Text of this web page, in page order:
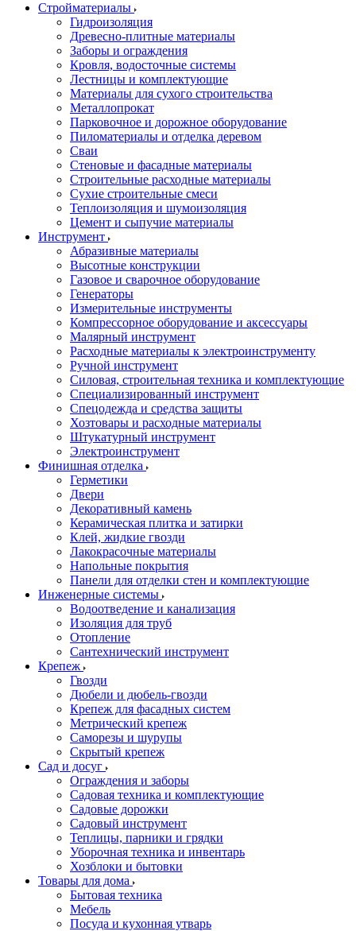
Стройматериалы
Гидроизоляция
Древесно-плитные материалы
Заборы и ограждения
Кровля, водосточные системы
Лестницы и комплектующие
Материалы для сухого строительства
Металлопрокат
Парковочное и дорожное оборудование
Пиломатериалы и отделка деревом
Сваи
Стеновые и фасадные материалы
Строительные расходные материалы
Сухие строительные смеси
Теплоизоляция и шумоизоляция
Цемент и сыпучие материалы
Инструмент
Абразивные материалы
Высотные конструкции
Газовое и сварочное оборудование
Генераторы
Измерительные инструменты
Компрессорное оборудование и аксессуары
Малярный инструмент
Расходные материалы к электроинструменту
Ручной инструмент
Силовая, строительная техника и комплектующие
Специализированный инструмент
Спецодежда и средства защиты
Хозтовары и расходные материалы
Штукатурный инструмент
Электроинструмент
Финишная отделка
Герметики
Двери
Декоративный камень
Керамическая плитка и затирки
Клей, жидкие гвозди
Лакокрасочные материалы
Напольные покрытия
Панели для отделки стен и комплектующие
Инженерные системы
Водоотведение и канализация
Изоляция для труб
Отопление
Сантехнический инструмент
Крепеж
Гвозди
Дюбели и дюбель-гвозди
Крепеж для фасадных систем
Метрический крепеж
Саморезы и шурупы
Скрытый крепеж
Сад и досуг
Ограждения и заборы
Садовая техника и комплектующие
Садовые дорожки
Садовый инструмент
Теплицы, парники и грядки
Уборочная техника и инвентарь
Хозблоки и бытовки
Товары для дома
Бытовая техника
Мебель
Посуда и кухонная утварь